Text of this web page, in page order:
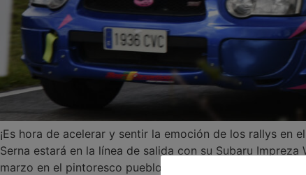
¡Es hora de acelerar y sentir la emoción de los rallys en
Serna estará en la línea de salida con su Subaru
marzo en el pintoresco pueblo de Cebreros, Ávila,